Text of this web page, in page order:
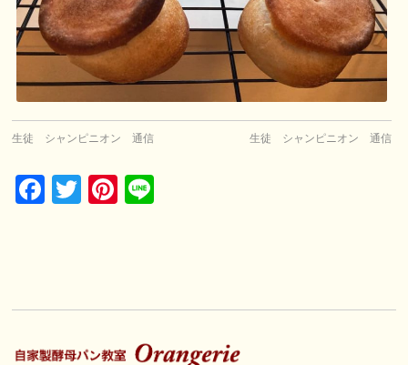
生徒 シャンピニオン 通信 生徒 シャンピニオン 通信
Facebook
TwitterPinterest